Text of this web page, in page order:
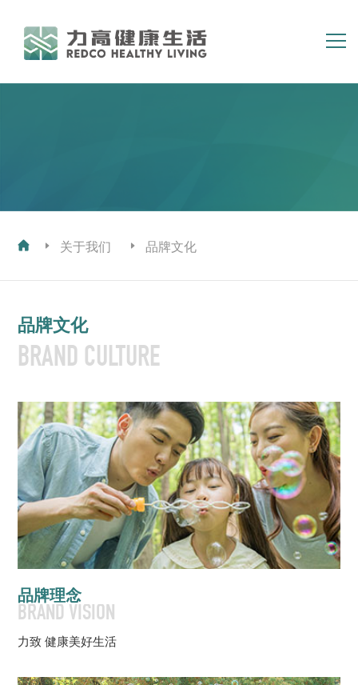
人力资源
关于我们 品牌文化
品牌文化
BRAND CULTURE
品牌理念
BRAND VISION
力致 健康美好生活